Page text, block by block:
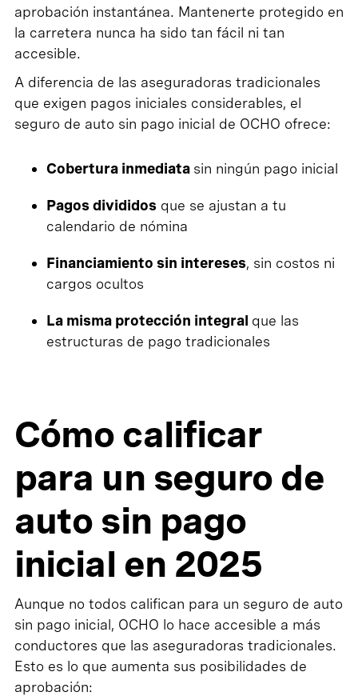
aprobación instantánea. Mantenerte protegido en
la carretera nunca ha sido tan fácil ni tan
accesible.
A diferencia de las aseguradoras tradicionales
que exigen pagos iniciales considerables, el
seguro de auto sin pago inicial de OCHO ofrece:
Cobertura inmediata sin ningún pago inicial
Pagos divididosque se ajustan a tu
calendario de nómina
Financiamiento sin intereses, sin costos ni
cargos ocultos
La misma protección integral que las
estructuras de pago tradicionales
Cómo calificar
para un seguro de
auto sin pago
inicial en 2025
Aunque no todos califican para un seguro de auto
sin pago inicial, OCHO lo hace accesible a más
conductores que las aseguradoras tradicionales.
Esto es lo que aumenta sus posibilidades de
aprobación: